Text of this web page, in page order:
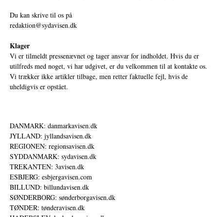
Du kan skrive til os på
redaktion@sydavisen.dk
Klager
Vi er tilmeldt pressenævnet og tager ansvar for indholdet. Hvis du er
utilfreds med noget, vi har udgivet, er du velkommen til at kontakte os.
Vi trækker ikke artikler tilbage, men retter faktuelle fejl, hvis de
uheldigvis er opstået.
DANMARK: danmarkavisen.dk
JYLLAND: jyllandsavisen.dk
REGIONEN: regionsavisen.dk
SYDDANMARK: sydavisen.dk
TREKANTEN: 3avisen.dk
ESBJERG: esbjergavisen.com
BILLUND: billundavisen.dk
SØNDERBORG: sønderborgavisen.dk
TØNDER: tønderavisen.dk